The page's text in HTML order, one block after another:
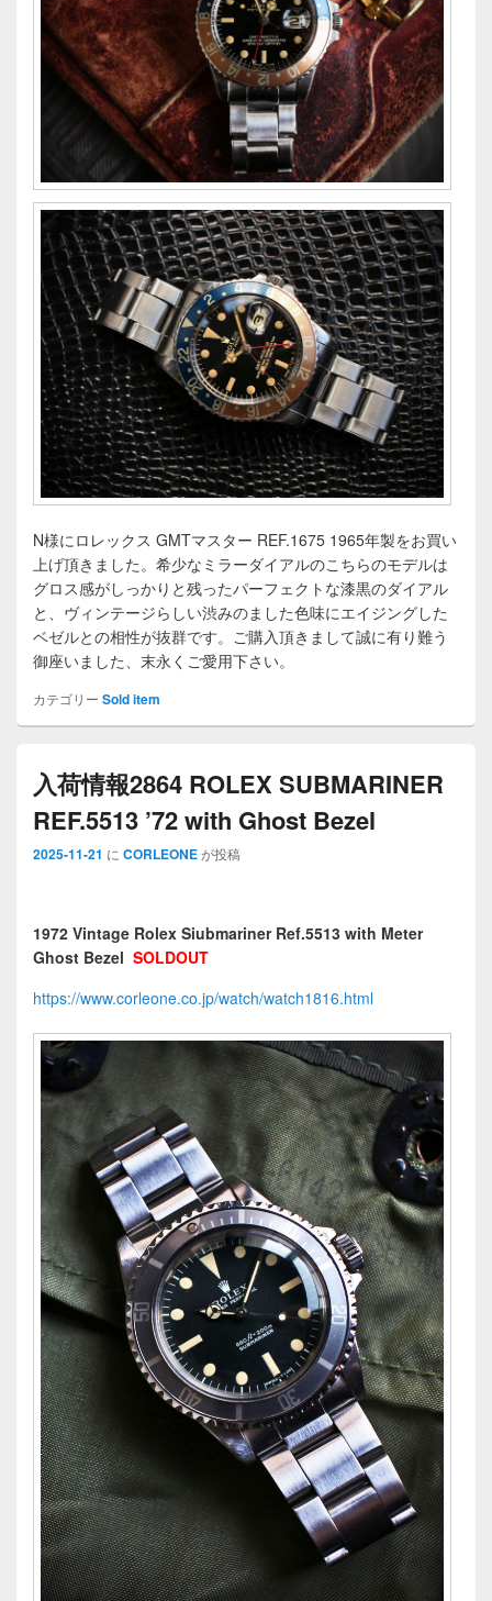
N様にロレックス GMTマスター REF.1675 1965年製をお買い
上げ頂きました。希少なミラーダイアルのこちらのモデルは
グロス感がしっかりと残ったパーフェクトな漆黒のダイアル
と、ヴィンテージらしい渋みのました色味にエイジングした
ベゼルとの相性が抜群です。ご購入頂きまして誠に有り難う
御座いました、末永くご愛用下さい。
カテゴリー Sold item
入荷情報2864 ROLEX SUBMARINER
REF.5513 ’72 with Ghost Bezel
2025-11-21 に CORLEONEが投稿
1972 Vintage Rolex Siubmariner Ref.5513 with Meter
Ghost Bezel SOLDOUT
https://www.corleone.co.jp/watch/watch1816.html